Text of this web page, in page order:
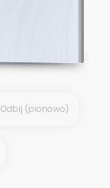
Odbij (pionowo)